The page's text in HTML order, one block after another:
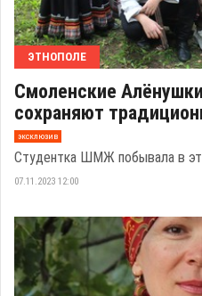
ЭТНОПОЛЕ
Смоленские
сохраняют
эксклюзив
Студентка ШМЖ побывала в
07.11.2023 12:00